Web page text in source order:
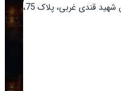
تهران، سهروردی شمالی، خیابان شهید قندی غربی، پلاک 75،